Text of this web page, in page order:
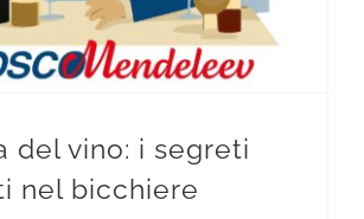
del vino: i segreti
nel bicchiere